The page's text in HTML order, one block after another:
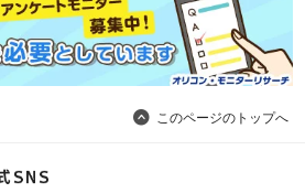
このページのトップへ